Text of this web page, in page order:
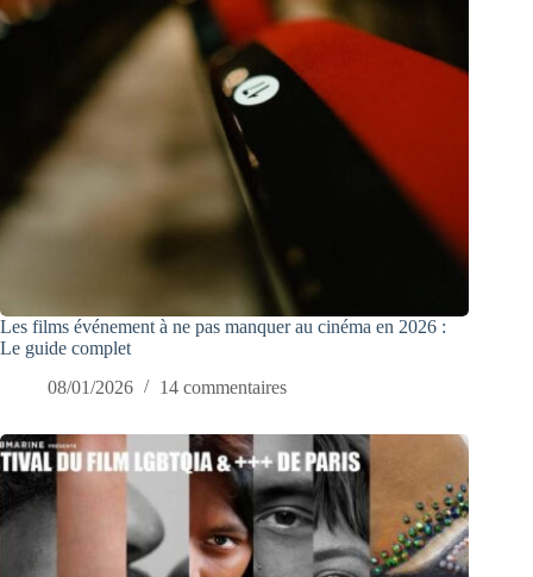
Les films événement à ne pas manquer au cinéma en 2026 :
Le guide complet
08/01/2026
14 commentaires